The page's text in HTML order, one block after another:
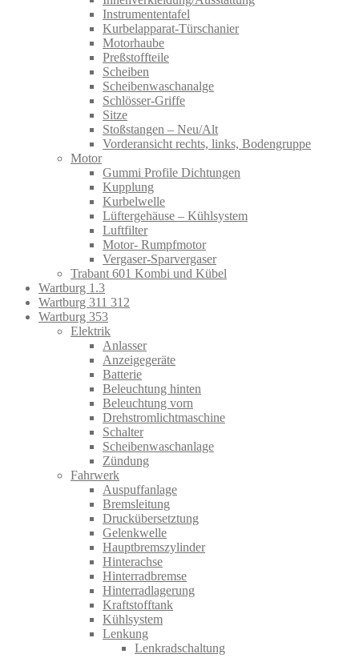
Instrumententafel
Kurbelapparat-Türschanier
Motorhaube
Preßstoffteile
Scheiben
Scheibenwaschanalge
Schlösser-Griffe
Sitze
Stoßstangen – Neu/Alt
Vorderansicht rechts, links, Bodengruppe
Motor
Gummi Profile Dichtungen
Kupplung
Kurbelwelle
Lüftergehäuse – Kühlsystem
Luftfilter
Motor- Rumpfmotor
Vergaser-Sparvergaser
Trabant 601 Kombi und Kübel
Wartburg 1.3
Wartburg 311 312
Wartburg 353
Elektrik
Anlasser
Anzeigegeräte
Batterie
Beleuchtung hinten
Beleuchtung vorn
Drehstromlichtmaschine
Schalter
Scheibenwaschanlage
Zündung
Fahrwerk
Auspuffanlage
Bremsleitung
Druckübersetztung
Gelenkwelle
Hauptbremszylinder
Hinterachse
Hinterradbremse
Hinterradlagerung
Kraftstofftank
Kühlsystem
Lenkung
Lenkradschaltung